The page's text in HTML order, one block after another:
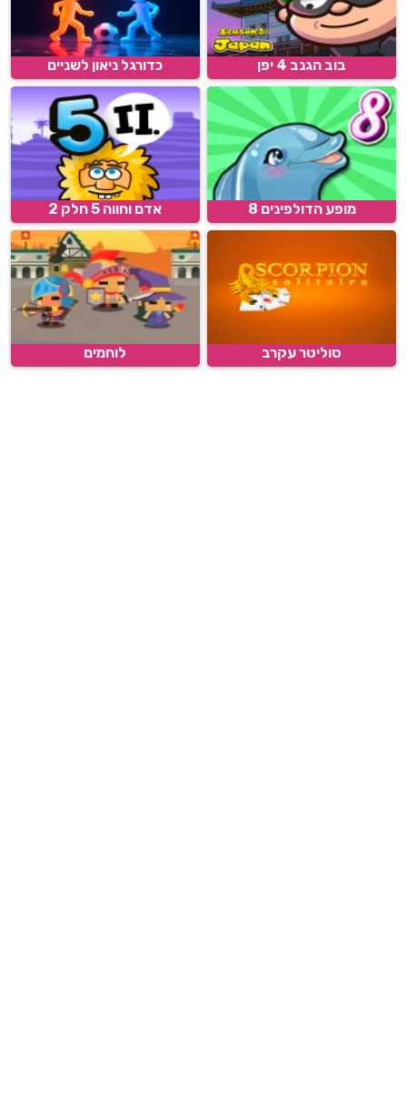
בוב הגנב 4 יפן כדורגל ניאון לשניים
מופע הדולפינים 8 אדם וחווה 5 חלק 2
סוליטר עקרב לוחמים